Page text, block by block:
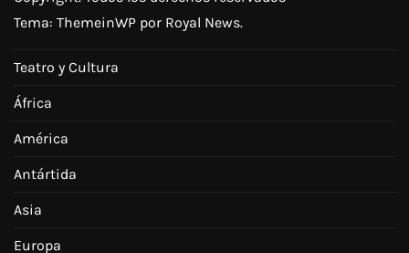
Tema: ThemeinWP por Royal News.
Teatro y Cultura
África
América
Antártida
Asia
Europa